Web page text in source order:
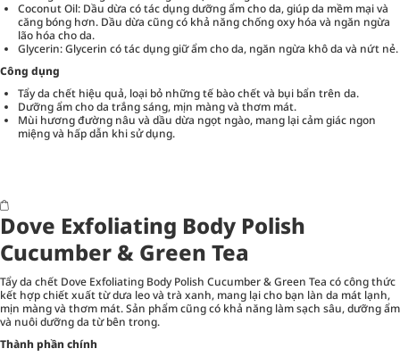
Coconut Oil: Dầu dừa có tác dụng dưỡng ẩm cho da, giúp da mềm mại và
căng bóng hơn. Dầu dừa cũng có khả năng chống oxy hóa và ngăn ngừa
lão hóa cho da.
Glycerin: Glycerin có tác dụng giữ ẩm cho da, ngăn ngừa khô da và nứt nẻ.
Công dụng
Tẩy da chết hiệu quả, loại bỏ những tế bào chết và bụi bẩn trên da.
Dưỡng ẩm cho da trắng sáng, mịn màng và thơm mát.
Mùi hương đường nâu và dầu dừa ngọt ngào, mang lại cảm giác ngon
miệng và hấp dẫn khi sử dụng.
Dove Exfoliating Body Polish
Cucumber & Green Tea
Tẩy da chết Dove Exfoliating Body Polish Cucumber & Green Tea có công thức
kết hợp chiết xuất từ dưa leo và trà xanh, mang lại cho bạn làn da mát lạnh,
mịn màng và thơm mát. Sản phẩm cũng có khả năng làm sạch sâu, dưỡng ẩm
và nuôi dưỡng da từ bên trong.
Thành phần chính